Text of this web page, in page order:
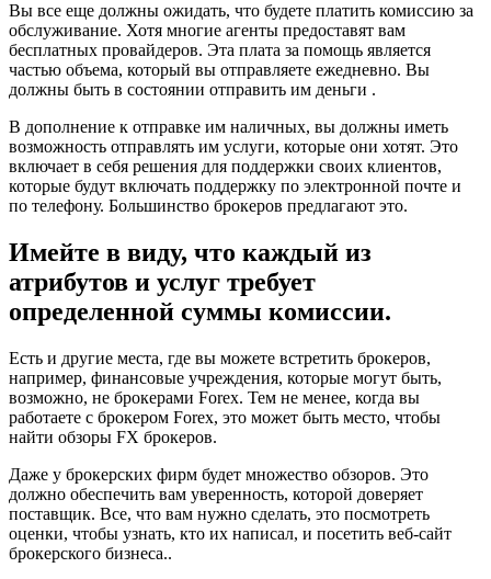
Вы все еще должны ожидать, что будете платить комиссию за
обслуживание. Хотя многие агенты предоставят вам
бесплатных провайдеров. Эта плата за помощь является
частью объема, который вы отправляете ежедневно. Вы
должны быть в состоянии отправить им деньги .
В дополнение к отправке им наличных, вы должны иметь
возможность отправлять им услуги, которые они хотят. Это
включает в себя решения для поддержки своих клиентов,
которые будут включать поддержку по электронной почте и
по телефону. Большинство брокеров предлагают это.
Имейте в виду, что каждый из
атрибутов и услуг требует
определенной суммы комиссии.
Есть и другие места, где вы можете встретить брокеров,
например, финансовые учреждения, которые могут быть,
возможно, не брокерами Forex. Тем не менее, когда вы
работаете с брокером Forex, это может быть место, чтобы
найти обзоры FX брокеров.
Даже у брокерских фирм будет множество обзоров. Это
должно обеспечить вам уверенность, которой доверяет
поставщик. Все, что вам нужно сделать, это посмотреть
оценки, чтобы узнать, кто их написал, и посетить веб-сайт
брокерского бизнеса..